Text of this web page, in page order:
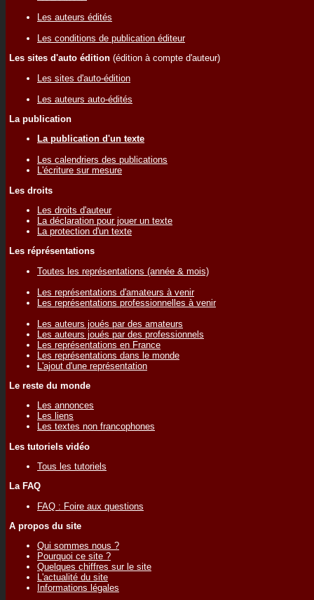
Les auteurs édités
Les conditions de publication éditeur
Les sites d'auto édition (édition à compte d'auteur)
Les sites d'auto-édition
Les auteurs auto-édités
La publication
La publication d'un texte
Les calendriers des publications
L'écriture sur mesure
Les droits
Les droits d'auteur
La déclaration pour jouer un texte
La protection d'un texte
Les réprésentations
Toutes les représentations (année & mois)
Les représentations d'amateurs à venir
Les représentations professionnelles à venir
Les auteurs joués par des amateurs
Les auteurs joués par des professionnels
Les représentations en France
Les représentations dans le monde
L'ajout d'une représentation
Le reste du monde
Les annonces
Les liens
Les textes non francophones
Les tutoriels vidéo
Tous les tutoriels
La FAQ
FAQ : Foire aux questions
A propos du site
Qui sommes nous ?
Pourquoi ce site ?
Quelques chiffres sur le site
L'actualité du site
Informations légales